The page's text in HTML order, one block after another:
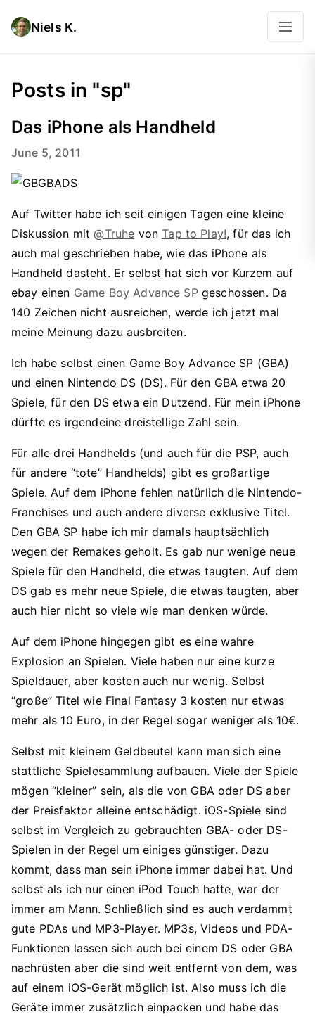
Niels K.
Posts in "sp"
Das iPhone als Handheld
June 5, 2011
Auf Twitter habe ich seit einigen Tagen eine kleine
Diskussion mit@Truhe vonTap to Play!, für das ich
auch mal geschrieben habe, wie das iPhone als
Handheld dasteht. Er selbst hat sich vor Kurzem auf
ebay einen Game Boy Advance SPgeschossen. Da
140 Zeichen nicht ausreichen, werde ich jetzt mal
meine Meinung dazu ausbreiten.
Ich habe selbst einen Game Boy Advance SP (GBA)
und einen Nintendo DS (DS). Für den GBA etwa 20
Spiele, für den DS etwa ein Dutzend. Für mein iPhone
dürfte es irgendeine dreistellige Zahl sein.
Für alle drei Handhelds (und auch für die PSP, auch
für andere “tote” Handhelds) gibt es großartige
Spiele. Auf dem iPhone fehlen natürlich die Nintendo-
Franchises und auch andere diverse exklusive Titel.
Den GBA SP habe ich mir damals hauptsächlich
wegen der Remakes geholt. Es gab nur wenige neue
Spiele für den Handheld, die etwas taugten. Auf dem
DS gab es mehr neue Spiele, die etwas taugten, aber
auch hier nicht so viele wie man denken würde.
Auf dem iPhone hingegen gibt es eine wahre
Explosion an Spielen. Viele haben nur eine kurze
Spieldauer, aber kosten auch nur wenig. Selbst
“große” Titel wie Final Fantasy 3 kosten nur etwas
mehr als 10 Euro, in der Regel sogar weniger als 10€.
Selbst mit kleinem Geldbeutel kann man sich eine
stattliche Spielesammlung aufbauen. Viele der Spiele
mögen “kleiner” sein, als die von GBA oder DS aber
der Preisfaktor alleine entschädigt. iOS-Spiele sind
selbst im Vergleich zu gebrauchten GBA- oder DS-
Spielen in der Regel um einiges günstiger. Dazu
kommt, dass man sein iPhone immer dabei hat. Und
selbst als ich nur einen iPod Touch hatte, war der
immer am Mann. Schließlich sind es auch verdammt
gute PDAs und MP3-Player. MP3s, Videos und PDA-
Funktionen lassen sich auch bei einem DS oder GBA
nachrüsten aber die sind weit entfernt von dem, was
auf einem iOS-Gerät möglich ist. Also muss ich die
Geräte immer zusätzlich einpacken und habe das